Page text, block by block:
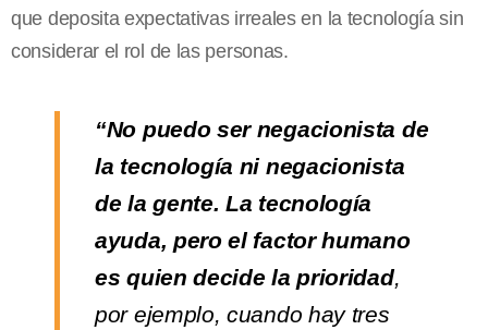
que deposita expectativas irreales en la tecnología sin
considerar el rol de las personas.
“No puedo ser negacionista de
la tecnología ni negacionista
de la gente. La tecnología
ayuda, pero el factor humano
es quien decide la prioridad,
por ejemplo, cuando hay tres